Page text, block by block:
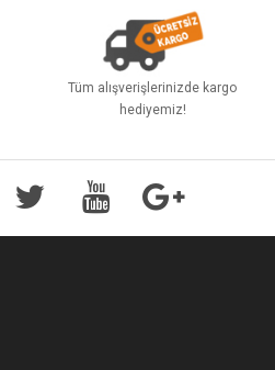
Tüm alışverişlerinizde kargo
hediyemiz!